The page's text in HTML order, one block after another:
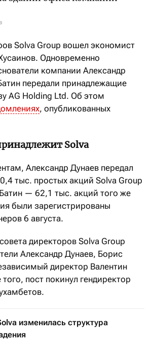
Solva Group вошел экономист
Одновременно
компании Александр
передали принадлежащие
AG Holding Ltd. Об этом
, опубликованных
Solva
Александр Дунаев передал
тыс. простых акций Solva Group
— 62,1 тыс. акций того же
были зарегистрированы
6 августа.
директоров Solva Group
Александр Дунаев, Борис
директор Валентин
пост покинул гендиректор
изменилась структура